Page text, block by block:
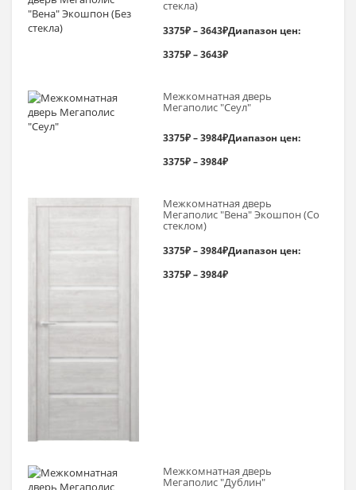
стекла)
3375₽–3643₽Диапазон цен:
3375₽ – 3643₽
Межкомнатная дверь
Мегаполис "Сеул"
3375₽–3984₽Диапазон цен:
3375₽ – 3984₽
Межкомнатная дверь
Мегаполис "Вена" Экошпон (Со
стеклом)
3375₽–3984₽Диапазон цен:
3375₽ – 3984₽
Межкомнатная дверь
Мегаполис "Дублин"